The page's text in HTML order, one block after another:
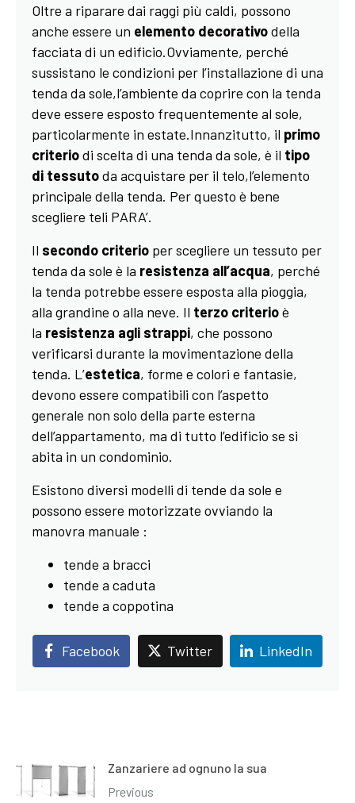
Oltre a riparare dai raggi più caldi, possono
anche essere un elemento decorativodella
facciata di un edificio.Ovviamente, perché
sussistano le condizioni per l’installazione di una
tenda da sole,l’ambiente da coprire con la tenda
deve essere esposto frequentemente al sole,
particolarmente in estate.Innanzitutto, il primo
criteriodi scelta di una tenda da sole, è il tipo
di tessutoda acquistare per il telo,l’elemento
principale della tenda. Per questo è bene
scegliere teli PARA’.
Il secondo criterio per scegliere un tessuto per
tenda da sole è la resistenza all’acqua, perché
la tenda potrebbe essere esposta alla pioggia,
alla grandine o alla neve. Il terzo criterioè
la resistenza agli strappi, che possono
verificarsi durante la movimentazione della
tenda. L’estetica, forme e colori e fantasie,
devono essere compatibili con l’aspetto
generale non solo della parte esterna
dell’appartamento, ma di tutto l’edificio se si
abita in un condominio.
Esistono diversi modelli di tende da sole e
possono essere motorizzate ovviando la
manovra manuale :
tende a bracci
tende a caduta
tende a coppotina
Facebook Twitter LinkedIn
Zanzariere ad ognuno la sua
Previous